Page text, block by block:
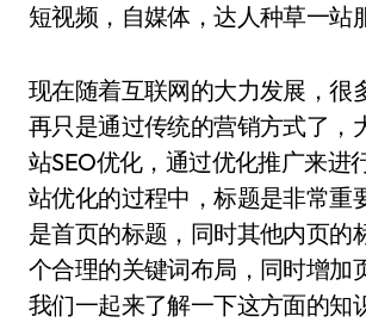
短视频，自媒体，达人种草一站
现在随着互联网的大力发展，很
再只是通过传统的营销方式了，
站SEO优化，通过优化推广来进
站优化的过程中，标题是非常重
是首页的标题，同时其他内页的
个合理的关键词布局，同时增加
我们一起来了解一下这方面的知